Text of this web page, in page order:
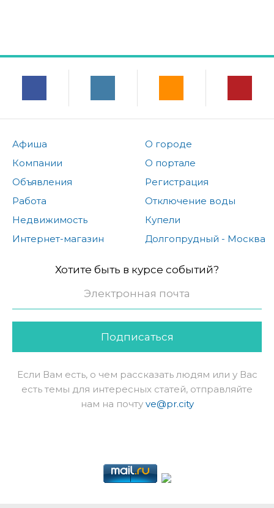
Афиша
Компании
Объявления
Работа
Недвижимость
Интернет-магазин
О городе
О портале
Регистрация
Отключение воды
Купели
Долгопрудный - Москва
Хотите быть в курсе событий?
Подписаться
Если Вам есть, о чем рассказать людям или у Вас
есть темы для интересных статей, отправляйте
нам на почту ve@pr.city